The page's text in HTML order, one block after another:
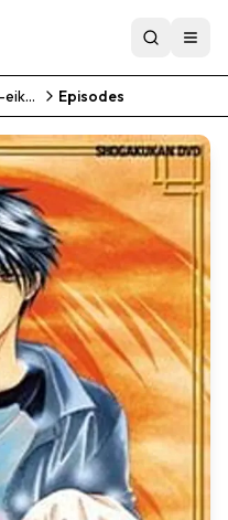
fushigi-yuugi-eikouden Episodes